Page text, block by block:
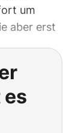
um
aber erst
es